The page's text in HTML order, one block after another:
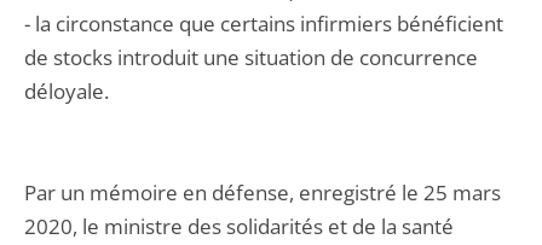
- la circonstance que certains infirmiers bénéficient
de stocks introduit une situation de concurrence
déloyale.
Par un mémoire en défense, enregistré le 25 mars
2020, le ministre des solidarités et de la santé